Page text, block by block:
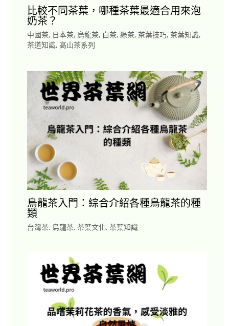
比較不同茶葉，哪種茶葉最適合用來泡
奶茶？
中國茶, 日本茶, 烏龍茶, 白茶, 綠茶, 茶葉技巧, 茶葉知識,
茶道知識, 高山茶系列
烏龍茶入門：綜合介紹各種烏龍茶的種
類
台灣茶, 烏龍茶, 茶葉文化, 茶葉知識